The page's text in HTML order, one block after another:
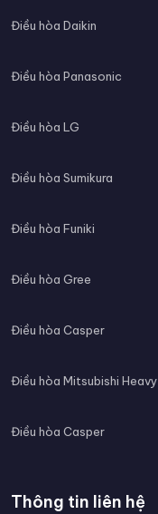
Điều hòa Daikin
Điều hòa Panasonic
Điều hòa LG
Điều hòa Sumikura
Điều hòa Funiki
Điều hòa Gree
Điều hòa Casper
Điều hòa Mitsubishi Heavy
Điều hòa Casper
Thông tin liên hệ